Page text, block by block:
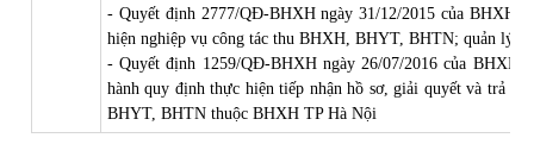
- Quyết định 2777/QĐ-BHXH ngày 31/12/2015 của BHXH
hiện nghiệp vụ công tác thu BHXH, BHYT, BHTN; quản lý
- Quyết định 1259/QĐ-BHXH ngày 26/07/2016 của BHXH
hành quy định thực hiện tiếp nhận hồ sơ, giải quyết và trả
BHYT, BHTN thuộc BHXH TP Hà Nội